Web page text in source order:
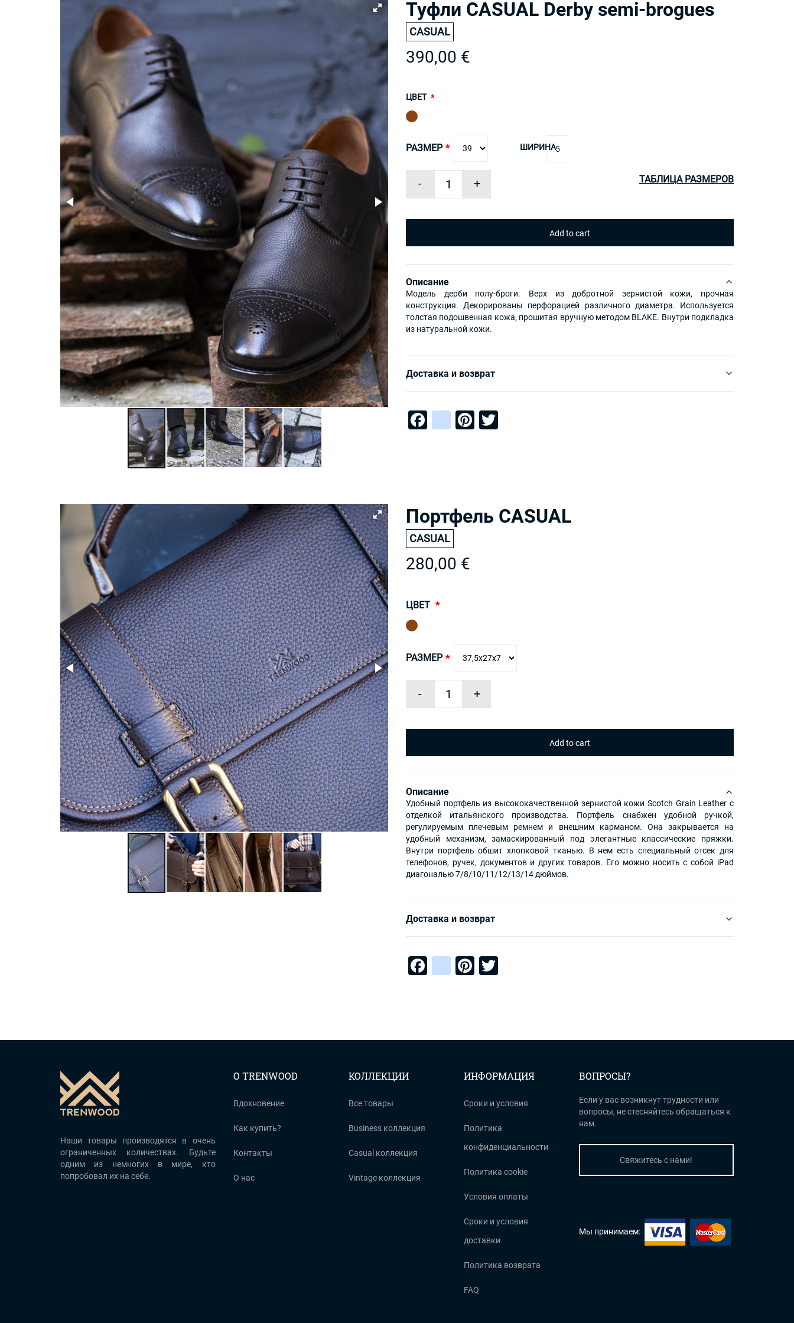
Туфли CASUAL Derby semi-brogues
CASUAL
390,00 €
ЦВЕТ
РАЗМЕР ШИРИНА5
- + ТАБЛИЦА РАЗМЕРОВ
Описание
Модель дерби полу-броги. Верх из добротной зернистой кожи, прочная
конструкция. Декорированы перфорацией различного диаметра. Используется
толстая подошвенная кожа, прошитая вручную методом BLAKE. Внутри подкладка
из натуральной кожи.
Доставка и возврат
Facebook
instagram
Pinterest
Портфель CASUAL
CASUAL
280,00 €
ЦВЕТ
РАЗМЕР
- +
Описание
Удобный портфель из высококачественной зернистой кожи Scotch Grain Leather с
отделкой итальянского производства. Портфель снабжен удобной ручкой,
регулируемым плечевым ремнем и внешним карманом. Она закрывается на
удобный механизм, замаскированный под элегантные классические пряжки.
Внутри портфель обшит хлопковой тканью. В нем есть специальный отсек для
телефонов, ручек, документов и других товаров. Его можно носить с собой iPad
диагональю 7/8/10/11/12/13/14 дюймов.
Доставка и возврат
Facebook
instagram
Pinterest
Наши товары производятся в очень
ограниченных количествах. Будьте
одним из немногих в мире, кто
попробовал их на себе.
О TRENWOOD
Вдохновение
Как купить?
Контакты
О нас
КОЛЛЕКЦИИ
Все товары
Business коллекция
Casual коллекция
Vintage коллекция
ИНФОРМАЦИЯ
Сроки и условия
Политика
конфиденциальности
Политика cookie
Условия оплаты
Сроки и условия
доставки
Политика возврата
FAQ
ВОПРОСЫ?
Если у вас возникнут трудности или
вопросы, не стесняйтесь обращаться к
нам.
Свяжитесь с нами!
Мы принимаем: